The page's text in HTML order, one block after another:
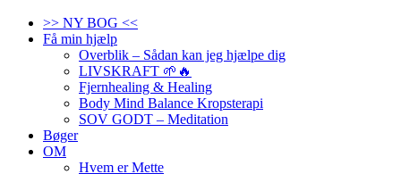
>> NY BOG <<
Få min hjælp
Overblik – Sådan kan jeg hjælpe dig
LIVSKRAFT 🌱🔥
Fjernhealing & Healing
Body Mind Balance Kropsterapi
SOV GODT – Meditation
Bøger
OM
Hvem er Mette